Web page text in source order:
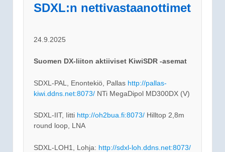
SDXL:n nettivastaanottimet
24.9.2025
Suomen DX-liiton aktiiviset KiwiSDR -asemat
SDXL-PAL, Enontekiö, Pallas http://pallas-
kiwi.ddns.net:8073/ NTi MegaDipol MD300DX (V)
SDXL-IIT, Iitti http://oh2bua.fi:8073/ Hilltop 2,8m
round loop, LNA
SDXL-LOH1, Lohja: http://sdxl-loh.ddns.net:8073/